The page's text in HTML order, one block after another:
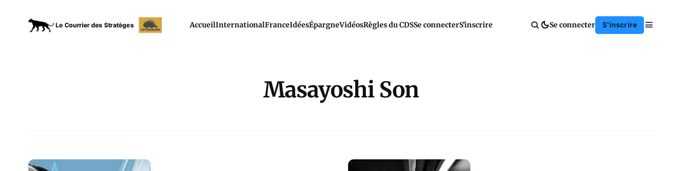
AccueilInternationalFranceIdéesÉpargneVidéosRègles du CDSSe connecterS'inscrire Se connecter S'inscrire
Masayoshi Son